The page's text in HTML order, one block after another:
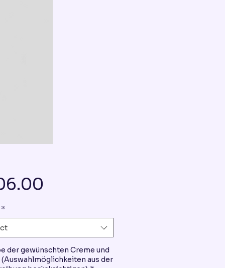
*
der gewünschten Creme und
(Auswahlmöglichkeiten aus der